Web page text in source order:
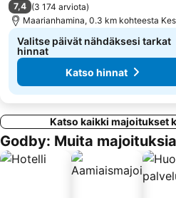
7,4 (3 174 arviota)
Maarianhamina, 0.3 km kohteesta
Valitse päivät nähdäksesi tarkat
hinnat
Katso hinnat
Katso kaikki majoitukset
Godby: Muita majoituksia